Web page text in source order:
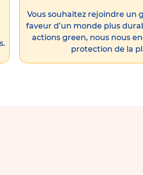
Vous souhaitez rejoindre un
faveur d’un monde plus
actions green, nous nous
protection de la